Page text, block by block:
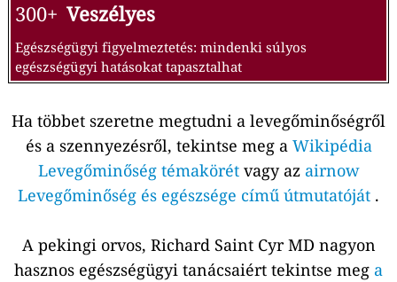
300+ Veszélyes
Egészségügyi figyelmeztetés: mindenki súlyos
egészségügyi hatásokat tapasztalhat
Ha többet szeretne megtudni a levegőminőségről
és a szennyezésről, tekintse meg a Wikipédia
Levegőminőség témakörétvagy az airnow
Levegőminőség és egészsége című útmutatóját .
A pekingi orvos, Richard Saint Cyr MD nagyon
hasznos egészségügyi tanácsaiért tekintse meg a